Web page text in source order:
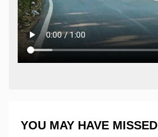
YOU MAY HAVE MISSED